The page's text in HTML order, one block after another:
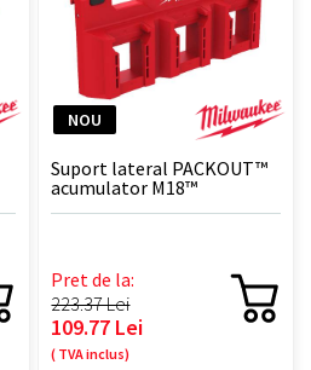
NOU
Suport lateral PACKOUT™
acumulator M18™
Pret de la:
223.37 Lei
109.77 Lei
( TVA inclus)